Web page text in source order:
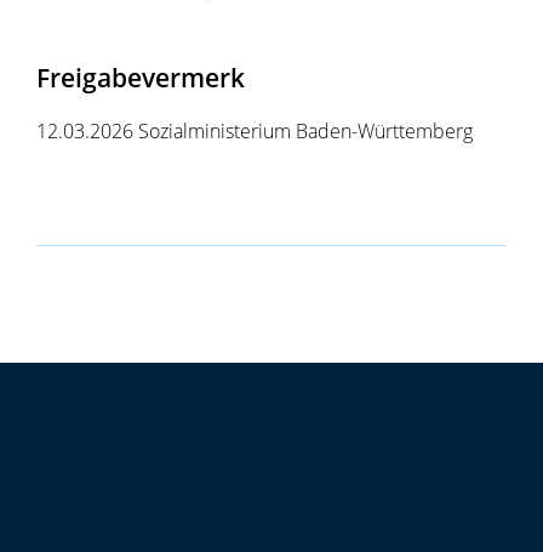
Freigabevermerk
12.03.2026 Sozialministerium Baden-Württemberg